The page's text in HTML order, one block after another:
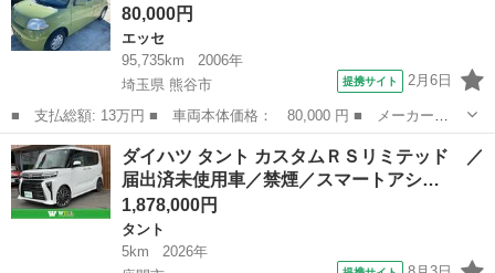
サス）／社外...
80,000円
エッセ
95,735km
2006年
埼玉県 熊谷市
提携サイト 2月6日
■ 支払総額: 13万円 ■ 車両本体価格： 80,000 円 ■ メーカー
名： ダイハツ ■ 車種名： エッセ ■ グレード名： Ｌ ■ 排気
量： 660cc ■ ドア枚数： 5D ■ ミッション： AT3速 ■ 店舗P...
埼玉 熊谷市 エッセ
ダイハツ タント カスタムＲＳリミテッド ／
届出済未使用車／禁煙／スマートアシ…
1,878,000円
タント
5km
2026年